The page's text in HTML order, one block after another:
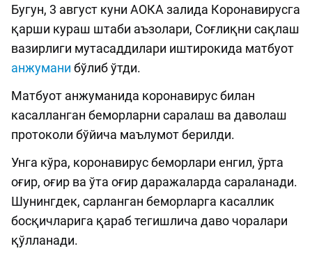
Бугун, 3 август куни АОКА залида Коронавирусга
қарши кураш штаби аъзолари, Соғлиқни сақлаш
вазирлиги мутасаддилари иштирокида матбуот
анжумани бўлиб ўтди.
Матбуот анжуманида коронавирус билан
касалланган беморларни саралаш ва даволаш
протоколи бўйича маълумот берилди.
Унга кўра, коронавирус беморлари енгил, ўрта
оғир, оғир ва ўта оғир даражаларда сараланади.
Шунингдек, сарланган беморларга касаллик
босқичларига қараб тегишлича даво чоралари
қўлланади.